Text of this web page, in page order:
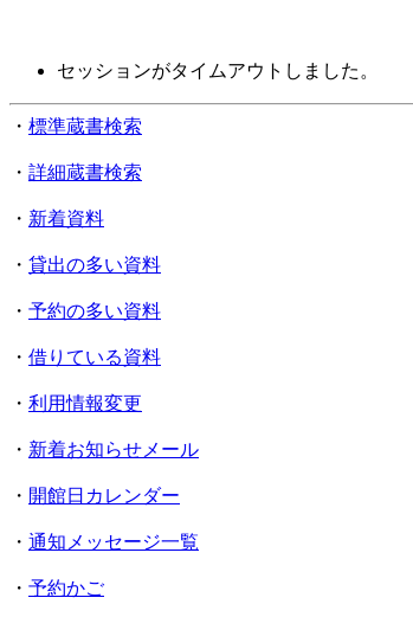
セッションがタイムアウトしました。
・ 標準蔵書検索
・ 詳細蔵書検索
・ 新着資料
・ 貸出の多い資料
・ 予約の多い資料
・ 借りている資料
・ 利用情報変更
・ 新着お知らせメール
・ 開館日カレンダー
・ 通知メッセージ一覧
・ 予約かご